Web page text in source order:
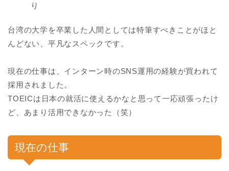
り
台湾の大学を卒業した人間としては特筆すべきことがほと
んどない、平凡なスペックです。
現在の仕事は、インターン時のSNS運用の経験が買われて
採用されました。
TOEICは日本の就活に使えるかなと思って一応頑張ったけ
ど、あまり活用できなかった（笑）
現在の仕事